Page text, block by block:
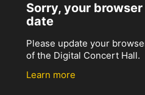
Sorry, your
date
Please update your
of the Digital Concert Hall.
Learn more